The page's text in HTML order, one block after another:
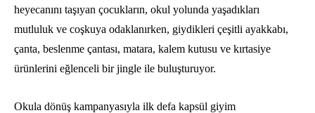
heyecanını taşıyan çocukların, okul yolunda yaşadıkları
mutluluk ve coşkuya odaklanırken, giydikleri çeşitli ayakkabı,
çanta, beslenme çantası, matara, kalem kutusu ve kırtasiye
ürünlerini eğlenceli bir jingle ile buluşturuyor.
Okula dönüş kampanyasıyla ilk defa kapsül giyim